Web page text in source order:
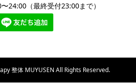
24:00（最終受付23:00まで）
整体 MUYUSEN All Rights Reserved.